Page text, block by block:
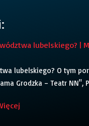
lubelskiego? |
lubelskiego? O tym
Grodzka – Teatr